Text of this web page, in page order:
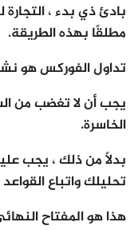
بادئ ذي بدء ،
مطلقًا بهذه الطريقة.
تداول الفوركس هو
يجب أن لا تغضب من
الخاسرة.
بدلاً من ذلك ، يجب
تحليلك واتباع
هذا هو المفتاح